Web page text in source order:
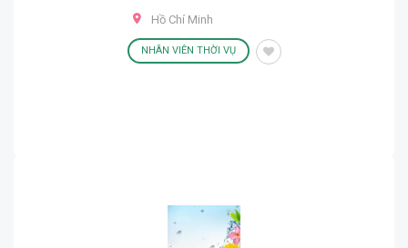
Hồ Chí Minh
NHÂN VIÊN THỜI VỤ